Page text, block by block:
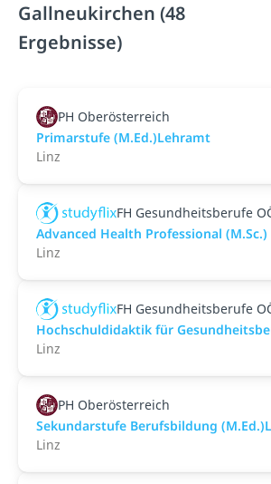
Gallneukirchen (48
Ergebnisse)
PH Oberösterreich
Primarstufe (M.Ed.)Lehramt
Linz
FH Gesundheitsberufe
Advanced Health Professional (M.Sc.)
Linz
FH Gesundheitsberufe
Hochschuldidaktik für
Linz
PH Oberösterreich
Sekundarstufe Berufsbildung
Linz